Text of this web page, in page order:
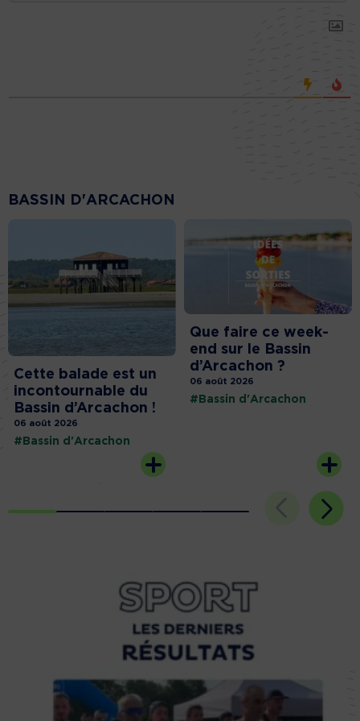
BASSIN D'ARCACHON
Cette balade est un
incontournable du
Bassin d’Arcachon !
06 août 2026
#Bassin d'Arcachon
Que faire ce week-
end sur le Bassin
d’Arcachon ?
06 août 2026
#Bassin d'Arcachon